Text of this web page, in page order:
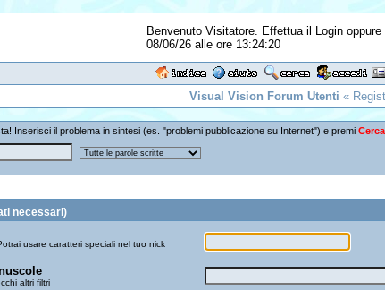
Benvenuto Visitatore. Effettua il Login oppure
08/06/26 alle ore 13:24:20
Visual Vision Forum Utenti «
Inserisci il problema in sintesi (es. "problemi pubblicazione su Internet") e premi Cerca
necessari)
usare caratteri speciali nel tuo nick
altri filtri